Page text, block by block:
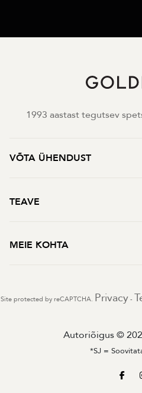
1993 aastast tegutsev
VÕTA ÜHENDUST
TEAVE
MEIE KOHTA
Site protected by reCAPTCHA. Privacy -
Autoriõigus ©
*SJ =